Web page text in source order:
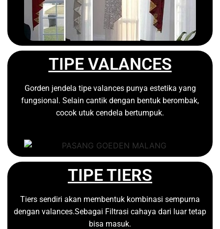
TIPE VALANCES
Gorden jendela tipe valances punya estetika yang
fungsional. Selain cantik dengan bentuk berombak,
cocok utuk cendela bertumpuk.
TIPE TIERS
Tiers sendiri akan membentuk kombinasi sempurna
dengan valances.Sebagai Filtrasi cahaya dari luar tetap
bisa masuk.